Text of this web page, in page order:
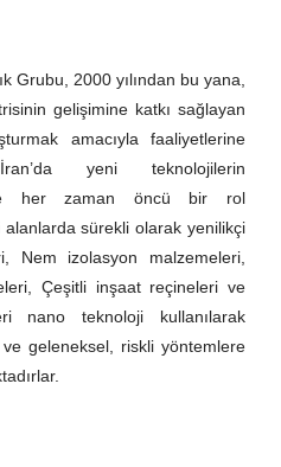
Grubu, 2000 yılından bu yana,
gelişimine katkı sağlayan
amacıyla faaliyetlerine
yeni teknolojilerin
her zaman öncü bir rol
alanlarda sürekli olarak yenilikçi
Nem izolasyon malzemeleri,
Çeşitli inşaat reçineleri ve
nano teknoloji kullanılarak
geleneksel, riskli yöntemlere